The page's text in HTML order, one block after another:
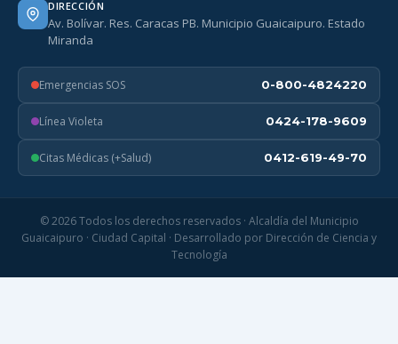
DIRECCIÓN
Av. Bolívar. Res. Caracas PB. Municipio Guaicaipuro. Estado
Miranda
Emergencias SOS 0-800-4824220
Línea Violeta 0424-178-9609
Citas Médicas (+Salud) 0412-619-49-70
© 2026 Todos los derechos reservados · Alcaldía del Municipio
Guaicaipuro · Ciudad Capital · Desarrollado por Dirección de Ciencia y
Tecnología